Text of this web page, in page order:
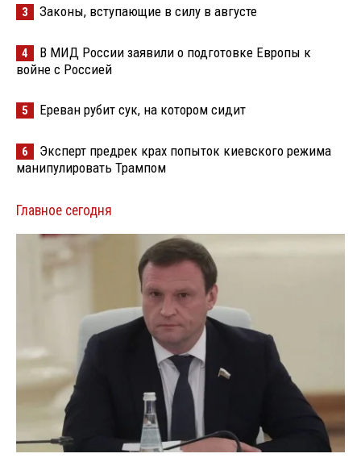
3 Законы, вступающие в силу в августе
4
В МИД России заявили о подготовке Европы к
войне с Россией
5 Ереван рубит сук, на котором сидит
6
Эксперт предрек крах попыток киевского режима
манипулировать Трампом
Главное сегодня